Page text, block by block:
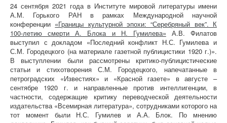
24 сентября 2021 года в Институте мировой литературы имени
А.М. Горького РАН в рамках Международной научной
конференции «Границы культурной эпохи: “Серебряный век”. К
100-летию смерти А. Блока и Н. Гумилева» А.В. Филатов
выступил с докладом «Последний конфликт Н.С. Гумилева и
С.М. Городецкого (на материале газетной публицистики 1920 г.)».
В выступлении были рассмотрены критико-публицистические
статьи и стихотворения С.М. Городецкого, напечатанные в
петроградских «Известиях» и «Красной газете» в августе –
сентябре 1920 г. и направленные против интеллигенции, в
частности, содержащие критику переводческой деятельности
издательства «Всемирная литература», сотрудниками которого на
тот момент были Н.С. Гумилев и А.А. Блок. По мнению